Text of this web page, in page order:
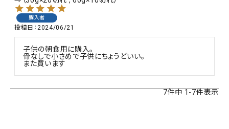
購入者
投稿日 2024/06/21
子供の朝食用に購入。
骨なしで小さめで子供にちょうどいい。
また買います
7件中 1 -7件表示